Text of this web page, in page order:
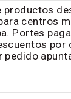
productos
centros
Portes
por
pedido